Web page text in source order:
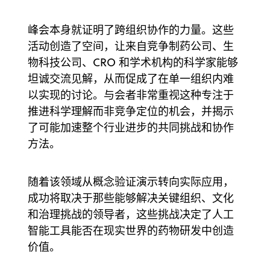
峰会本身就证明了跨组织协作的力量。这些
活动创造了空间，让来自竞争制药公司、生
物科技公司、CRO 和学术机构的科学家能够
坦诚交流见解，从而促成了在单一组织内难
以实现的讨论。与会者非常重视这种专注于
推进科学理解而非竞争定位的机会，并揭示
了可能加速整个行业进步的共同挑战和协作
方法。
随着该领域从概念验证演示转向实际应用，
成功将取决于那些能够解决关键组织、文化
和治理挑战的领导者，这些挑战决定了人工
智能工具能否在现实世界的药物研发中创造
价值。